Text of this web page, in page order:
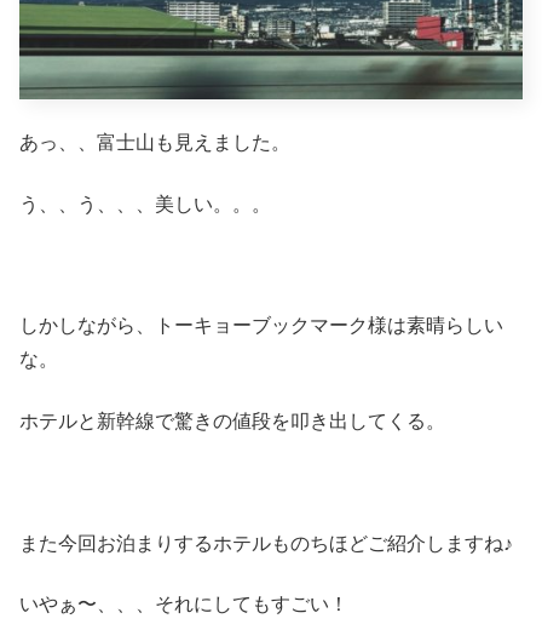
あっ、、富士山も見えました。
う、、う、、、美しい。。。
しかしながら、トーキョーブックマーク様は素晴らしい
な。
ホテルと新幹線で驚きの値段を叩き出してくる。
また今回お泊まりするホテルものちほどご紹介しますね♪
いやぁ〜、、、それにしてもすごい！